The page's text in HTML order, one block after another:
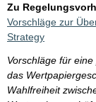
i
s
s
e
p
Zu
Vorschläge zur
Strategy
Vorschläge für
das
Wahlfreiheit